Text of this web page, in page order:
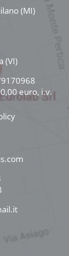
(MI)
(VI)
euro, i.v.